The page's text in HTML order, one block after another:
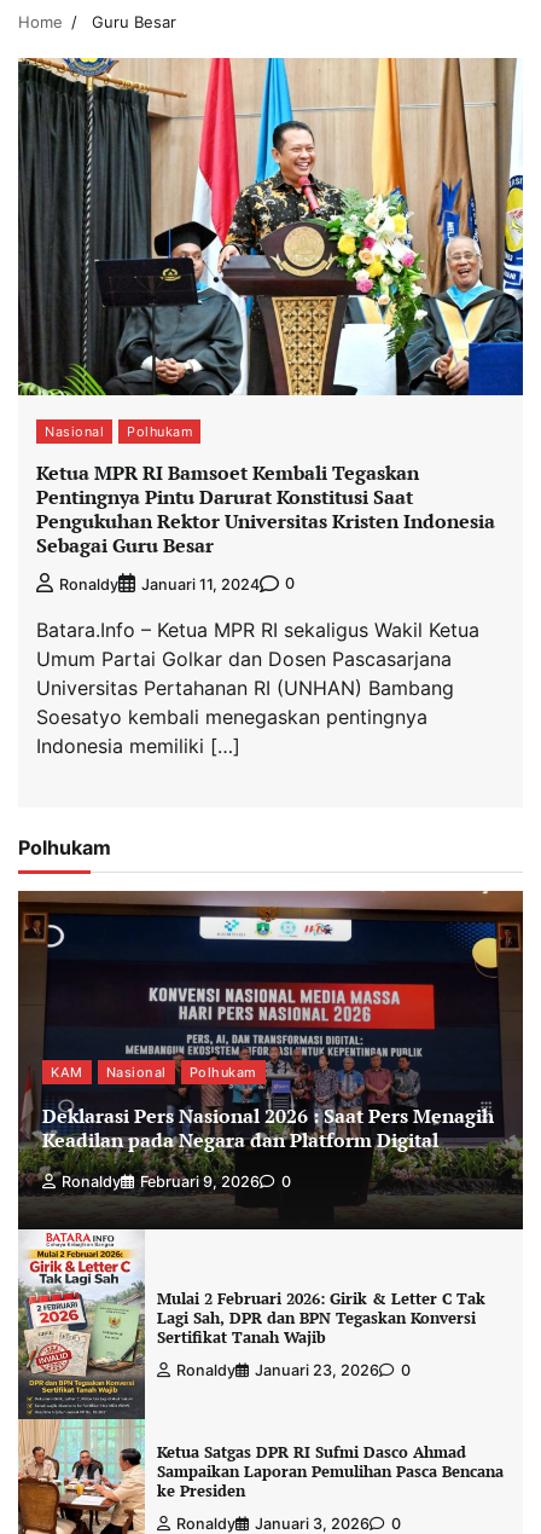
Home Guru Besar
Nasional Polhukam
Ketua MPR RI Bamsoet Kembali Tegaskan
Pentingnya Pintu Darurat Konstitusi Saat
Pengukuhan Rektor Universitas Kristen Indonesia
Sebagai Guru Besar
Ronaldy Januari 11, 2024 0
Batara.Info – Ketua MPR RI sekaligus Wakil Ketua
Umum Partai Golkar dan Dosen Pascasarjana
Universitas Pertahanan RI (UNHAN) Bambang
Soesatyo kembali menegaskan pentingnya
Indonesia memiliki […]
Polhukam
KAM Nasional Polhukam
Deklarasi Pers Nasional 2026 : Saat Pers Menagih
Keadilan pada Negara dan Platform Digital
Ronaldy Februari 9, 2026 0
Mulai 2 Februari 2026: Girik & Letter C Tak
Lagi Sah, DPR dan BPN Tegaskan Konversi
Sertifikat Tanah Wajib
Ronaldy Januari 23, 2026 0
Ketua Satgas DPR RI Sufmi Dasco Ahmad
Sampaikan Laporan Pemulihan Pasca Bencana
ke Presiden
Ronaldy Januari 3, 2026 0